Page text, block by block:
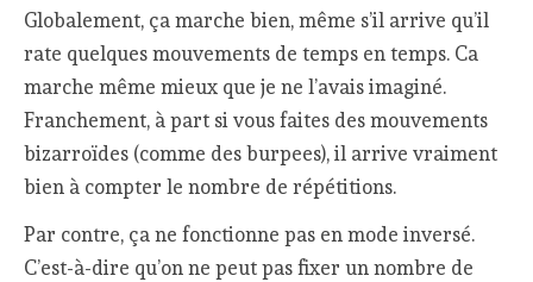
Globalement, ça marche bien, même s’il arrive qu’il
rate quelques mouvements de temps en temps. Ca
marche même mieux que je ne l’avais imaginé.
Franchement, à part si vous faites des mouvements
bizarroïdes (comme des burpees), il arrive vraiment
bien à compter le nombre de répétitions.
Par contre, ça ne fonctionne pas en mode inversé.
C’est-à-dire qu’on ne peut pas fixer un nombre de